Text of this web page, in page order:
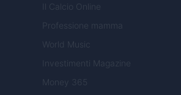
Il Calcio Online
Professione mamma
World Music
Investimenti Magazine
Money 365